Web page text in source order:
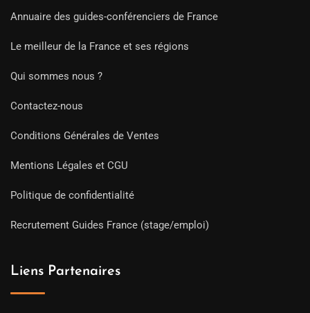
Annuaire des guides-conférenciers de France
Le meilleur de la France et ses régions
Qui sommes nous ?
Contactez-nous
Conditions Générales de Ventes
Mentions Légales et CGU
Politique de confidentialité
Recrutement Guides France (stage/emploi)
Liens Partenaires